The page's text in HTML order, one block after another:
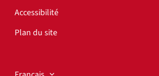
Accessibilité
Plan du site